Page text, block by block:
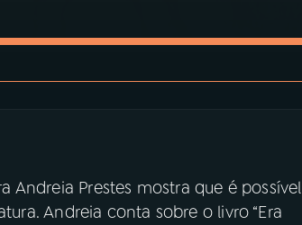
Andreia Prestes mostra que é possível
Andreia conta sobre o livro “Era